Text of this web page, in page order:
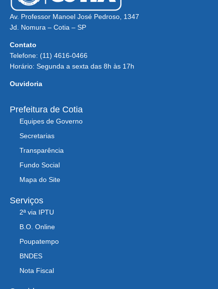
Av. Professor Manoel José Pedroso, 1347
Jd. Nomura – Cotia – SP
Contato
Telefone: (11) 4616-0466
Horário: Segunda a sexta das 8h às 17h
Ouvidoria
Prefeitura de Cotia
Equipes de Governo
Secretarias
Transparência
Fundo Social
Mapa do Site
Serviços
2ª via IPTU
B.O. Online
Poupatempo
BNDES
Nota Fiscal